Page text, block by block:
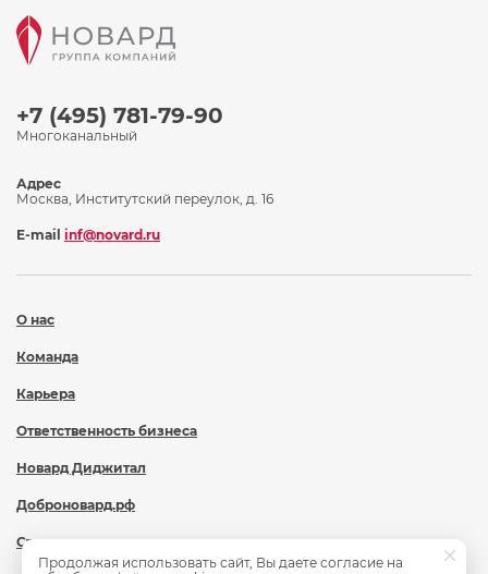
+7 (495) 781-79-90
Многоканальный
О нас
Команда
Карьера
Ответственность бизнеса
Новард Диджитал
Доброновард.рф
Статьи
Адрес
Москва, Институтский переулок, д. 16
E-mail inf@novard.ru
Продолжая использовать сайт, Вы даете согласие на